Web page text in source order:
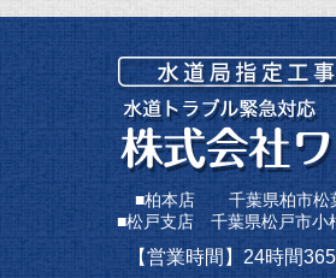
■柏本店 千葉県柏市松
■松戸支店 千葉県松戸市小
【営業時間】24時間